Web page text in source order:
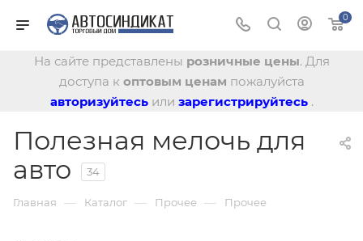
0
На сайте представлены розничные цены. Для
доступа к оптовым ценам пожалуйста
авторизуйтесь или зарегистрируйтесь .
Полезная мелочь для
авто
34
Главная — Каталог — Прочее — Прочее